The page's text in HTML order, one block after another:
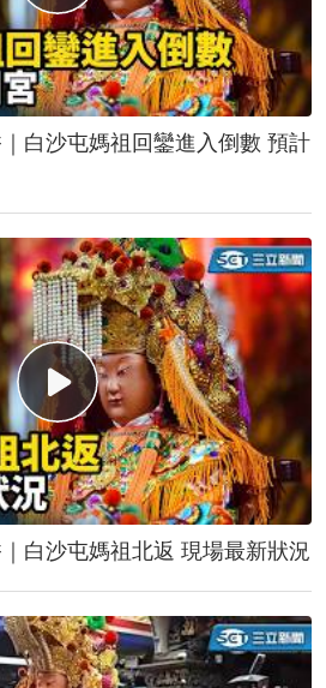
白沙屯媽祖回鑾進入倒數 預計
白沙屯媽祖北返 現場最新狀況